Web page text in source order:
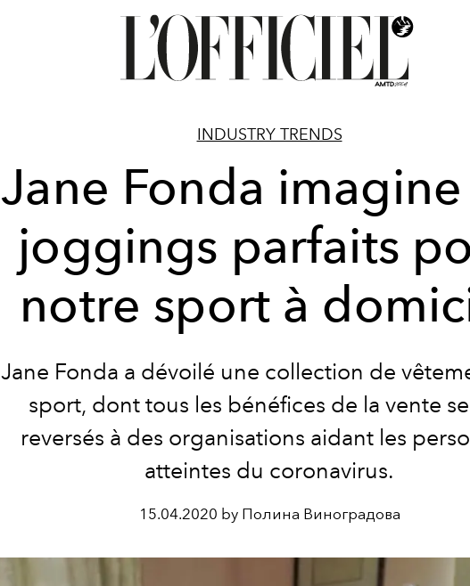
INDUSTRY TRENDS
Jane Fonda
joggings parfaits
notre sport à
Jane Fonda a dévoilé une collection de
sport, dont tous les bénéfices de la vente
reversés à des organisations aidant les
atteintes du coronavirus.
15.04.2020 by Полина Виноградова